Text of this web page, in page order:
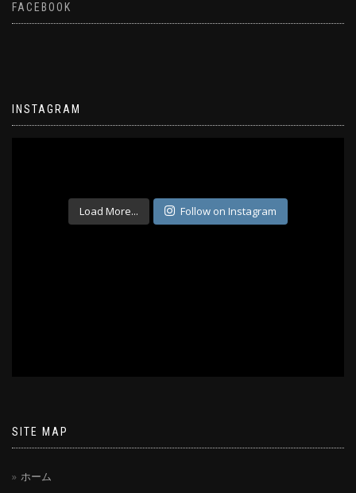
FACEBOOK
INSTAGRAM
Load More... Follow on Instagram
SITE MAP
ホーム